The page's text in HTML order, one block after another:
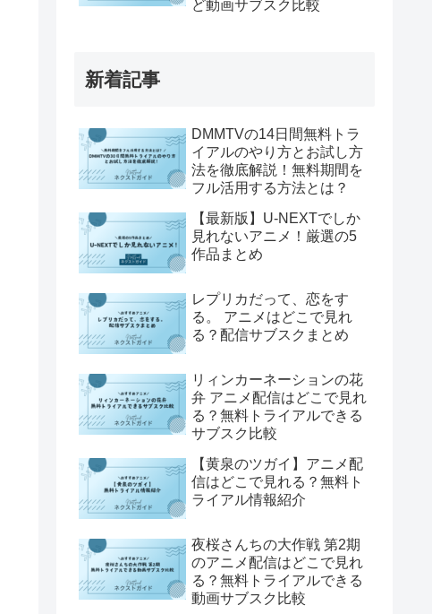
ど動画サブスク比較
新着記事
DMMTVの14日間無料トラ
イアルのやり方とお試し方
法を徹底解説！無料期間を
フル活用する方法とは？
【最新版】U-NEXTでしか
見れないアニメ！厳選の5
作品まとめ
レプリカだって、恋をす
る。 アニメはどこで見れ
る？配信サブスクまとめ
リィンカーネーションの花
弁 アニメ配信はどこで見れ
る？無料トライアルできる
サブスク比較
【黄泉のツガイ】アニメ配
信はどこで見れる？無料ト
ライアル情報紹介
夜桜さんちの大作戦 第2期
のアニメ配信はどこで見れ
る？無料トライアルできる
動画サブスク比較